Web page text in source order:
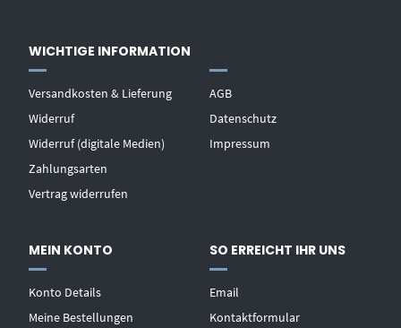
WICHTIGE INFORMATION
Versandkosten & Lieferung
Widerruf
Widerruf (digitale Medien)
Zahlungsarten
Vertrag widerrufen
AGB
Datenschutz
Impressum
MEIN KONTO
Konto Details
Meine Bestellungen
SO ERREICHT IHR UNS
Email
Kontaktformular